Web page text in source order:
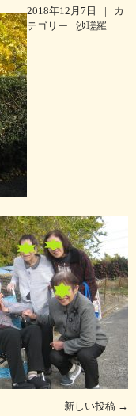
2018年12月7日 |
カ
テゴリー : 沙瑳羅
新しい投稿 →